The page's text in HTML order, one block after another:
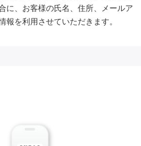
に、お客様の氏名、住所、メールア
報を利用させていただきます。